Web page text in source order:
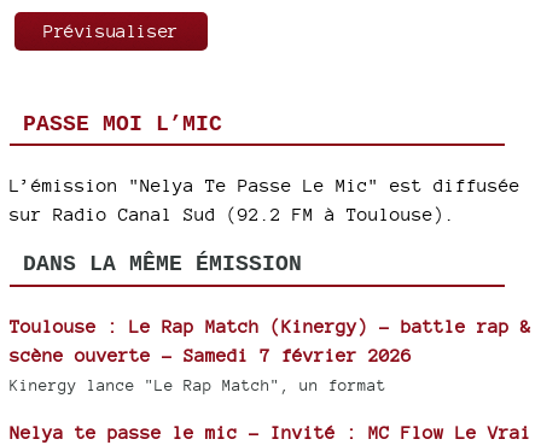
PASSE MOI L’MIC
L’émission "Nelya Te Passe Le Mic" est diffusée
sur Radio Canal Sud (92.2 FM à Toulouse).
DANS LA MÊME ÉMISSION
Toulouse : Le Rap Match (Kinergy) – battle rap &
scène ouverte – Samedi 7 février 2026
Kinergy lance "Le Rap Match", un format
Nelya te passe le mic - Invité : MC Flow Le Vrai